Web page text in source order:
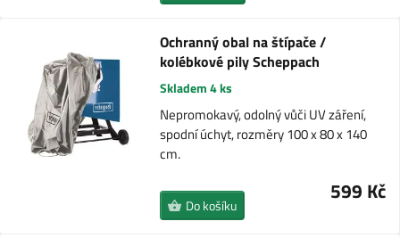
Ochranný obal na štípače /
kolébkové pily Scheppach
Skladem 4 ks
Nepromokavý, odolný vůči UV záření,
spodní úchyt, rozměry 100 x 80 x 140
cm.
599 Kč
Do košíku